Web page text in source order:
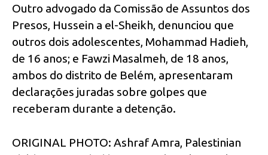
Outro advogado da Comissão de Assuntos dos
Presos, Hussein a el-Sheikh, denunciou que
outros dois adolescentes, Mohammad Hadieh,
de 16 anos; e Fawzi Masalmeh, de 18 anos,
ambos do distrito de Belém, apresentaram
declarações juradas sobre golpes que
receberam durante a detenção.
ORIGINAL PHOTO: Ashraf Amra, Palestinian